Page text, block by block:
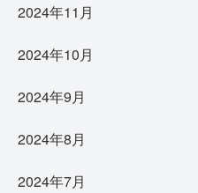
2024年11月
2024年10月
2024年9月
2024年8月
2024年7月